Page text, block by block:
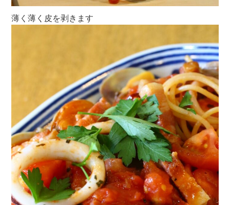
薄く薄く皮を剥きます